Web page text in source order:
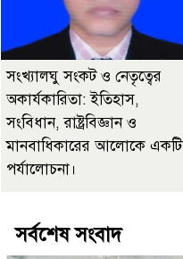
সংখ্যালঘু সংকট ও নেতৃত্বের
অকার্যকারিতা: ইতিহাস,
সংবিধান, রাষ্ট্রবিজ্ঞান ও
মানবাধিকারের আলোকে একটি
পর্যালোচনা।
সর্বশেষ সংবাদ